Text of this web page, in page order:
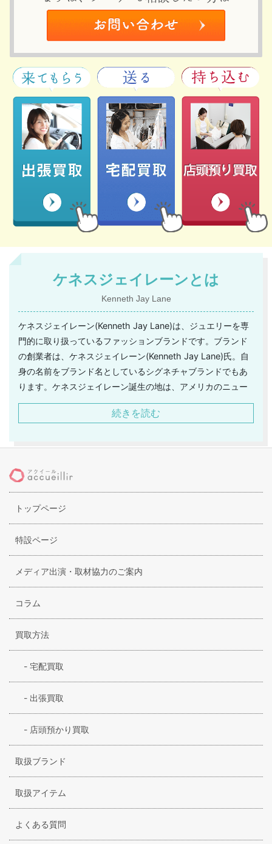
ケネスジェイレーンとは
Kenneth Jay Lane
ケネスジェイレーン(Kenneth Jay Lane)は、ジュエリーを専
門的に取り扱っているファッションブランドです。ブランド
の創業者は、ケネスジェイレーン(Kenneth Jay Lane)氏。自
身の名前をブランド名としているシグネチャブランドでもあ
ります。ケネスジェイレーン誕生の地は、アメリカのニュー
ヨーク。独創的なデザインと革新的な試みが高く評価されて
おり、ダイアナ元妃やエリザベス・テイラー、オードリー・
ました。ファッション業界においても、常に注目されていま
ソン、サラ・ジェシカ・パーカーなどが、ケネスジェイレー
ンの愛用者として知られています。ケネスジェイレーンのジ
ュエリーには、どんぐりをモチーフにしたネックレスや動物
をあしらったブレスレットなど、遊び心をくすぐるアイテム
もあります。
続きを読む
トップページ
特設ページ
メディア出演・取材協力のご案内
コラム
買取方法
- 宅配買取
- 出張買取
- 店頭預かり買取
取扱ブランド
取扱アイテム
よくある質問